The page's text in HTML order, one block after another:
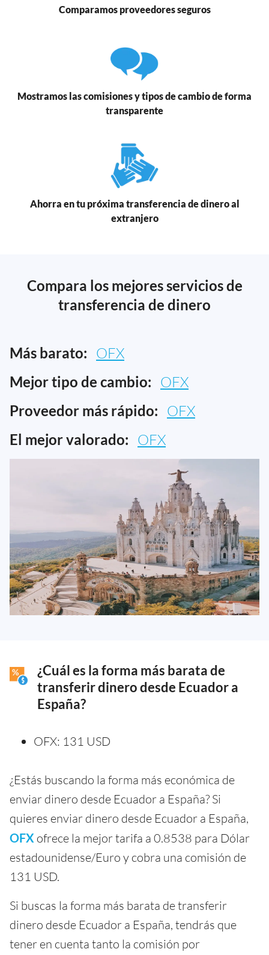
Comparamos proveedores seguros
Mostramos las comisiones y tipos de cambio de forma
transparente
Ahorra en tu próxima transferencia de dinero al
extranjero
Compara los mejores servicios de
transferencia de dinero
Más barato: OFX
Mejor tipo de cambio: OFX
Proveedor más rápido: OFX
El mejor valorado: OFX
¿Cuál es la forma más barata de
transferir dinero desde Ecuador a
España?
OFX: 131 USD
¿Estás buscando la forma más económica de
enviar dinero desde Ecuador a España? Si
quieres enviar dinero desde Ecuador a España,
OFX ofrece la mejor tarifa a 0.8538 para Dólar
estadounidense/Euro y cobra una comisión de
131 USD.
Si buscas la forma más barata de transferir
dinero desde Ecuador a España, tendrás que
tener en cuenta tanto la comisión por